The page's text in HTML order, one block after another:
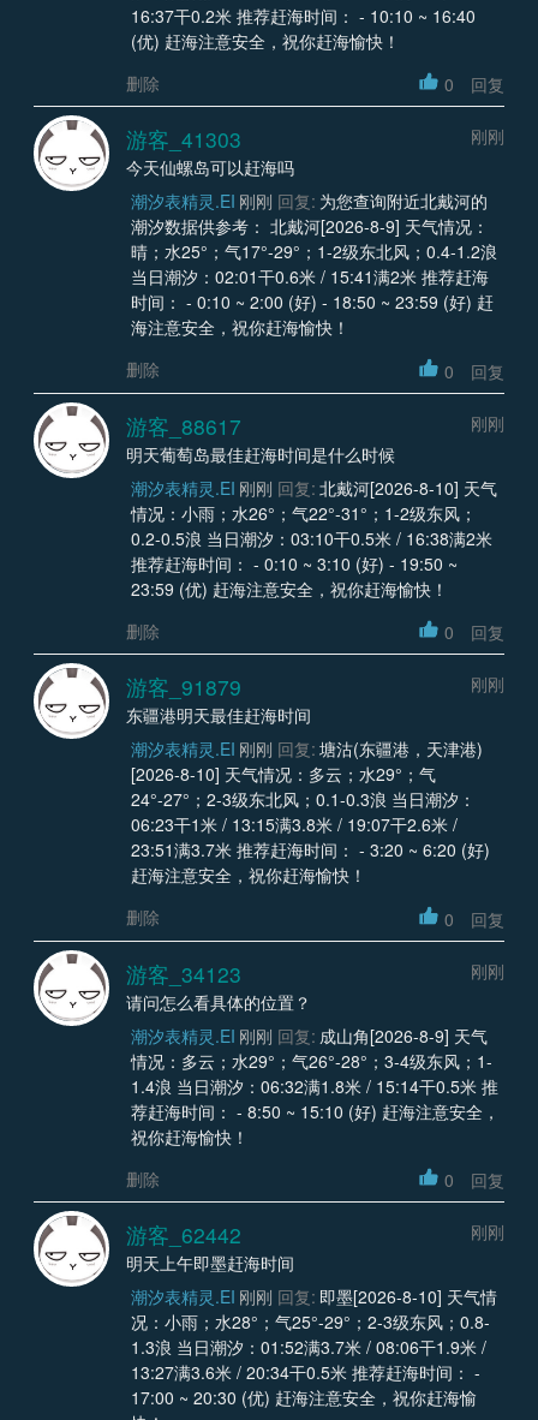
16:37干0.2米 推荐赶海时间： - 10:10 ~ 16:40
(优) 赶海注意安全，祝你赶海愉快！
删除
0 回复
游客_41303
刚刚
今天仙螺岛可以赶海吗
潮汐表精灵.EI 刚刚 回复: 为您查询附近北戴河的
潮汐数据供参考： 北戴河[2026-8-9] 天气情况：
晴；水25°；气17°-29°；1-2级东北风；0.4-1.2浪
当日潮汐：02:01干0.6米 / 15:41满2米 推荐赶海
时间： - 0:10 ~ 2:00 (好) - 18:50 ~ 23:59 (好) 赶
海注意安全，祝你赶海愉快！
删除
0 回复
游客_88617
刚刚
明天葡萄岛最佳赶海时间是什么时候
潮汐表精灵.EI 刚刚 回复: 北戴河[2026-8-10] 天气
情况：小雨；水26°；气22°-31°；1-2级东风；
0.2-0.5浪 当日潮汐：03:10干0.5米 / 16:38满2米
推荐赶海时间： - 0:10 ~ 3:10 (好) - 19:50 ~
23:59 (优) 赶海注意安全，祝你赶海愉快！
删除
0 回复
游客_91879
刚刚
东疆港明天最佳赶海时间
潮汐表精灵.EI 刚刚 回复: 塘沽(东疆港，天津港)
[2026-8-10] 天气情况：多云；水29°；气
24°-27°；2-3级东北风；0.1-0.3浪 当日潮汐：
06:23干1米 / 13:15满3.8米 / 19:07干2.6米 /
23:51满3.7米 推荐赶海时间： - 3:20 ~ 6:20 (好)
赶海注意安全，祝你赶海愉快！
删除
0 回复
游客_34123
刚刚
请问怎么看具体的位置？
潮汐表精灵.EI 刚刚 回复: 成山角[2026-8-9] 天气
情况：多云；水29°；气26°-28°；3-4级东风；1-
1.4浪 当日潮汐：06:32满1.8米 / 15:14干0.5米 推
荐赶海时间： - 8:50 ~ 15:10 (好) 赶海注意安全，
祝你赶海愉快！
删除
0 回复
游客_62442
刚刚
明天上午即墨赶海时间
潮汐表精灵.EI 刚刚 回复: 即墨[2026-8-10] 天气情
况：小雨；水28°；气25°-29°；2-3级东风；0.8-
1.3浪 当日潮汐：01:52满3.7米 / 08:06干1.9米 /
13:27满3.6米 / 20:34干0.5米 推荐赶海时间： -
17:00 ~ 20:30 (优) 赶海注意安全，祝你赶海愉